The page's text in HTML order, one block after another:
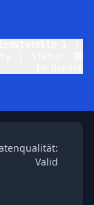
Valid